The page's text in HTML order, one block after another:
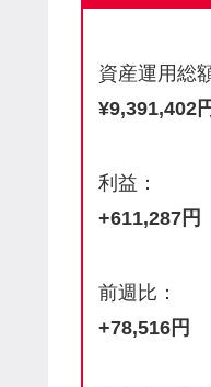
資産運用総
¥9,391,402
利益：
+611,287円
前週比：
+78,516円